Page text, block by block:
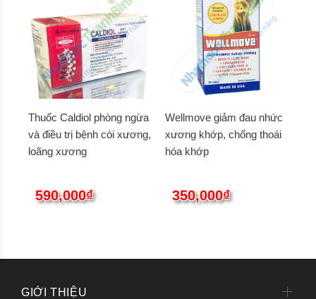
Thuốc Caldiol phòng ngừa
và điều trị bệnh còi xương,
loãng xương
590,000₫
Wellmove giảm đau nhức
xương khớp, chống thoái
hóa khớp
350,000₫
GIỚI THIỆU